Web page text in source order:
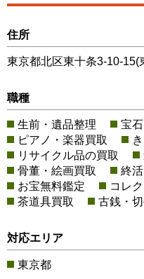
住所
東京都北区東十条3-10-15(
職種
生前・遺品整理
宝
ピアノ・楽器買取
リサイクル品の買取
骨董・絵画買取
終
お宝無料鑑定
コレ
茶道具買取
古銭・
対応エリア
東京都